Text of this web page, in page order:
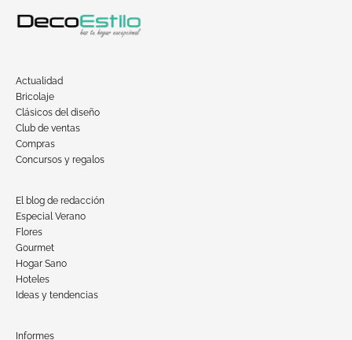
Actualidad
Bricolaje
Clásicos del diseño
Club de ventas
Compras
Concursos y regalos
El blog de redacción
Especial Verano
Flores
Gourmet
Hogar Sano
Hoteles
Ideas y tendencias
Informes